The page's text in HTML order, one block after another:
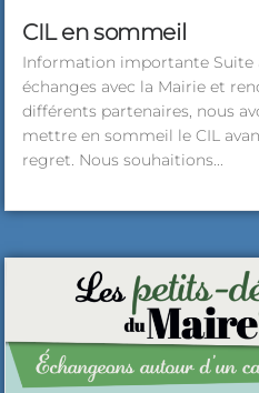
CIL en sommeil
Information importante Suite
échanges avec la Mairie et
différents partenaires, nous
mettre en sommeil le CIL
regret. Nous souhaitions...